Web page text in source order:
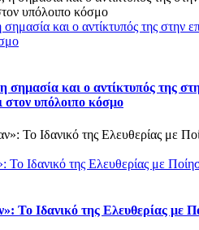
και ο αντίκτυπός της στην
και ο αντίκτυπός της
υπόλοιπο κόσμο
Το Ιδανικό της Ελευθερίας με
Το Ιδανικό της Ελευθερίας με